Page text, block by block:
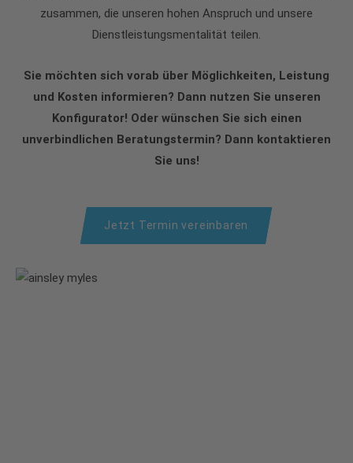
zusammen, die unseren hohen Anspruch und unsere
Dienstleistungsmentalität teilen.
Sie möchten sich vorab über Möglichkeiten, Leistung
und Kosten informieren? Dann nutzen Sie unseren
Konfigurator! Oder wünschen Sie sich einen
unverbindlichen Beratungstermin? Dann kontaktieren
Sie uns!
Jetzt Termin vereinbaren